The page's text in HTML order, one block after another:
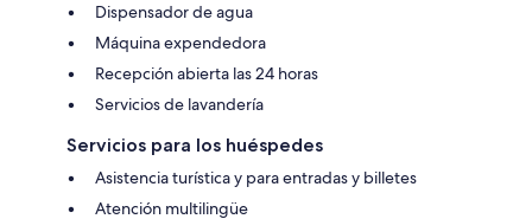
Dispensador de agua
Máquina expendedora
Recepción abierta las 24 horas
Servicios de lavandería
Servicios para los huéspedes
Asistencia turística y para entradas y billetes
Atención multilingüe